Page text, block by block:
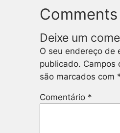
Comments
Deixe um
O seu endereço de
publicado. Campos
são marcados com
Comentário *